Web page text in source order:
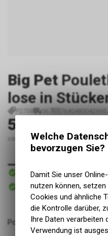
Big Pet
lose in
P2738 567 7640485042695
5.40
inkl. MwSt., zzgl. Versandkosten
In
Versand
Sofort abholbar
Abholung NaturNah GmbH
Poulethälse gehackt, lose in
Welche
bevorzugen Sie?
Damit Sie unser
nutzen können,
Cookies und ähnliche
die Kontrolle darüber,
Ihre Daten verarbeiten
Verwendung ist